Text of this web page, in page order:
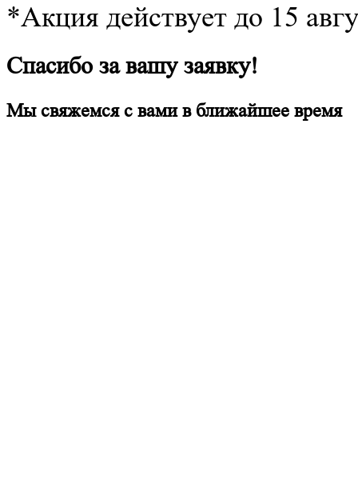
*Акция действует до 15
Спасибо за вашу заявку!
Мы свяжемся с вами в ближайшее время